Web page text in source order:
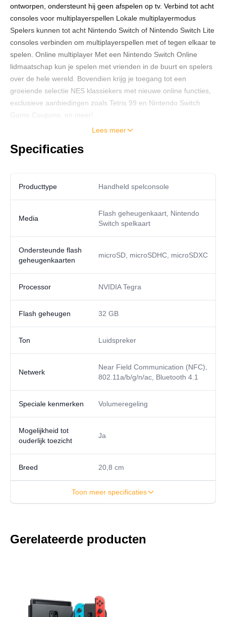
ontworpen, ondersteunt hij geen afspelen op tv. Verbind tot acht
consoles voor multiplayerspellen Lokale multiplayermodus
Spelers kunnen tot acht Nintendo Switch of Nintendo Switch Lite
consoles verbinden om multiplayerspellen met of tegen elkaar te
spelen. Online multiplayer Met een Nintendo Switch Online
lidmaatschap kun je spelen met vrienden in de buurt en spelers
over de hele wereld. Bovendien krijg je toegang tot een
groeiende selectie NES klassiekers met nieuwe online functies,
exclusieve aanbiedingen zoals Tetris 99 en Nintendo Switch
Game Coupons, en meer!
Lees meer
Specificaties
Producttype Handheld spelconsole
Media
Flash geheugenkaart, Nintendo
Switch spelkaart
Ondersteunde flash
geheugenkaarten
microSD, microSDHC, microSDXC
Processor NVIDIA Tegra
Flash geheugen 32 GB
Ton Luidspreker
Netwerk
Near Field Communication (NFC),
802.11a/b/g/n/ac, Bluetooth 4.1
Speciale kenmerken Volumeregeling
Mogelijkheid tot
ouderlijk toezicht
Ja
Breed 20,8 cm
Toon meer specificaties
Gerelateerde producten